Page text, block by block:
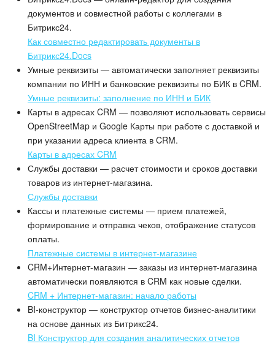
Общие вопросы
Битрикс24 в коробке
Изменения в статьях (архив)
ПОЛУЧИТЬ БЕСПЛАТНО
ВХОД
документов и совместной работы с коллегами в
Битрикс24.
Как совместно редактировать документы в
Битрикс24.Docs
Умные реквизиты — автоматически заполняет реквизиты
компании по ИНН и банковские реквизиты по БИК в CRM.
Умные реквизиты: заполнение по ИНН и БИК
Карты в адресах CRM — позволяют использовать сервисы
OpenStreetMap и Google Карты при работе с доставкой и
при указании адреса клиента в CRM.
Карты в адресах CRM
Службы доставки — расчет стоимости и сроков доставки
товаров из интернет-магазина.
Службы доставки
Кассы и платежные системы — прием платежей,
формирование и отправка чеков, отображение статусов
оплаты.
Платежные системы в интернет-магазине
CRM+Интернет-магазин — заказы из интернет-магазина
автоматически появляются в CRM как новые сделки.
CRM + Интернет-магазин: начало работы
BI-конструктор — конструктор отчетов бизнес-аналитики
на основе данных из Битрикс24.
BI Конструктор для создания аналитических отчетов